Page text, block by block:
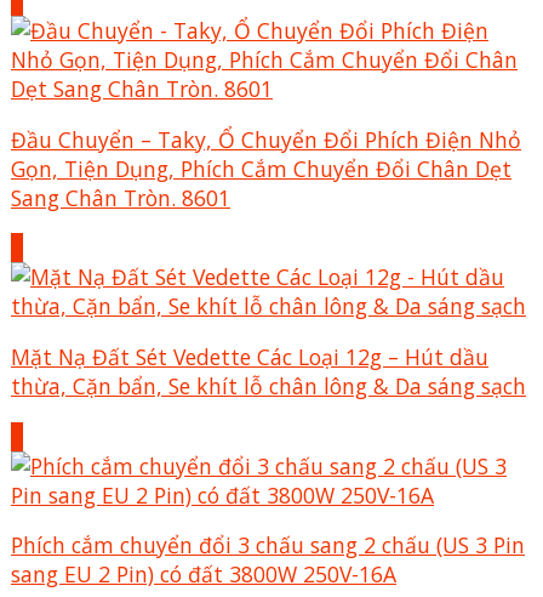
Đầu Chuyển – Taky, Ổ Chuyển Đổi Phích Điện Nhỏ
Gọn, Tiện Dụng, Phích Cắm Chuyển Đổi Chân Dẹt
Sang Chân Tròn. 8601
Mặt Nạ Đất Sét Vedette Các Loại 12g – Hút dầu
thừa, Cặn bẩn, Se khít lỗ chân lông & Da sáng sạch
Phích cắm chuyển đổi 3 chấu sang 2 chấu (US 3 Pin
sang EU 2 Pin) có đất 3800W 250V-16A